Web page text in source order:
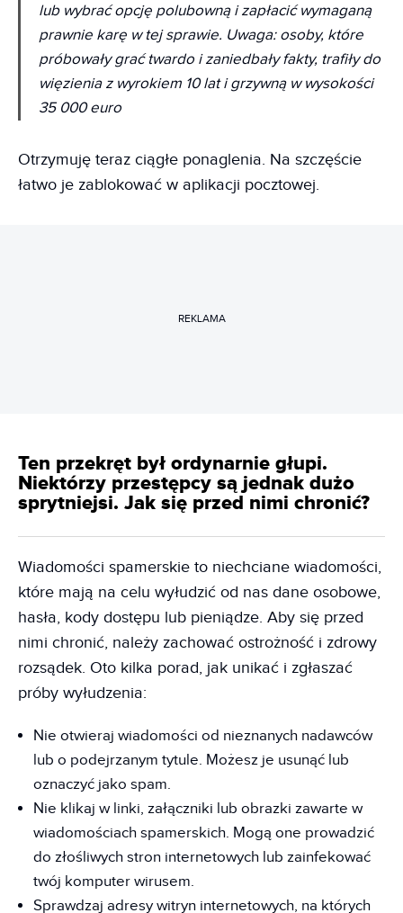
lub wybrać opcję polubowną i zapłacić wymaganą
prawnie karę w tej sprawie. Uwaga: osoby, które
próbowały grać twardo i zaniedbały fakty, trafiły do
więzienia z wyrokiem 10 lat i grzywną w wysokości
35 000 euro
Otrzymuję teraz ciągłe ponaglenia. Na szczęście
łatwo je zablokować w aplikacji pocztowej.
REKLAMA
Ten przekręt był ordynarnie głupi.
Niektórzy przestępcy są jednak dużo
sprytniejsi. Jak się przed nimi chronić?
Wiadomości spamerskie to niechciane wiadomości,
które mają na celu wyłudzić od nas dane osobowe,
hasła, kody dostępu lub pieniądze. Aby się przed
nimi chronić, należy zachować ostrożność i zdrowy
rozsądek. Oto kilka porad, jak unikać i zgłaszać
próby wyłudzenia:
Nie otwieraj wiadomości od nieznanych nadawców
lub o podejrzanym tytule. Możesz je usunąć lub
oznaczyć jako spam.
Nie klikaj w linki, załączniki lub obrazki zawarte w
wiadomościach spamerskich. Mogą one prowadzić
do złośliwych stron internetowych lub zainfekować
twój komputer wirusem.
Sprawdzaj adresy witryn internetowych, na których